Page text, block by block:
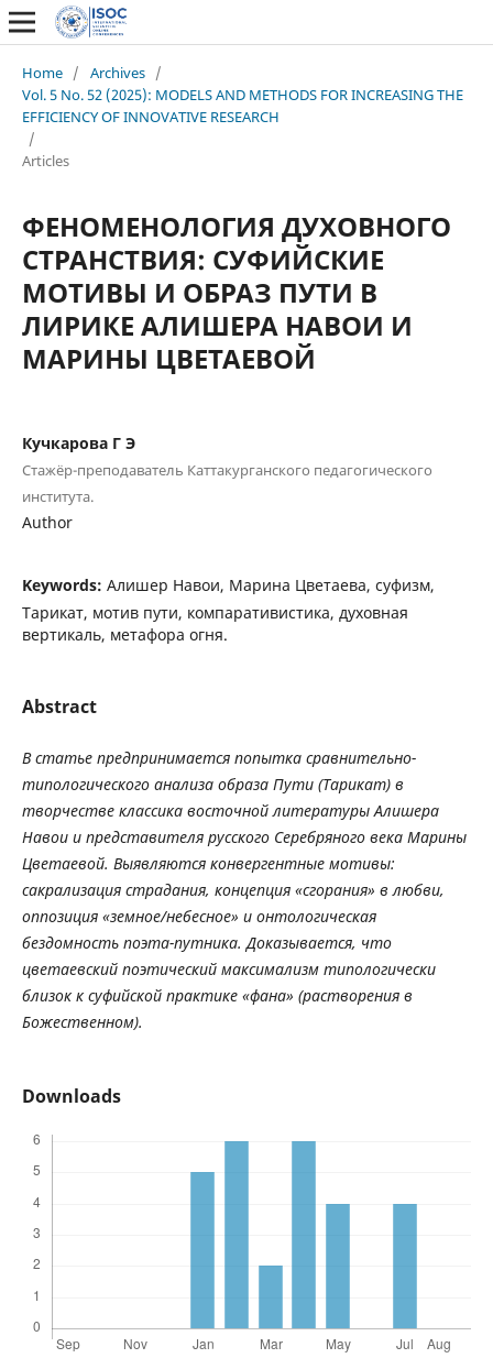
Home / Archives /
Vol. 5 No. 52 (2025): MODELS AND METHODS FOR INCREASING THE
EFFICIENCY OF INNOVATIVE RESEARCH
/
Articles
ФЕНОМЕНОЛОГИЯ ДУХОВНОГО
СТРАНСТВИЯ: СУФИЙСКИЕ
МОТИВЫ И ОБРАЗ ПУТИ В
ЛИРИКЕ АЛИШЕРА НАВОИ И
МАРИНЫ ЦВЕТАЕВОЙ
Кучкарова Г Э
Стажёр-преподаватель Каттакурганского педагогического
института.
Author
Keywords: Алишер Навои, Марина Цветаева, суфизм,
Тарикат, мотив пути, компаративистика, духовная
вертикаль, метафора огня.
Abstract
В статье предпринимается попытка сравнительно-
типологического анализа образа Пути(Тарикат) в
творчестве классика восточной литературы Алишера
Навои и представителя русского Серебряного века Марины
Цветаевой. Выявляются конвергентные мотивы:
сакрализация страдания, концепция «сгорания» в любви,
оппозиция «земное/небесное» и онтологическая
бездомность поэта-путника.Доказывается, что
цветаевский поэтический максимализм типологически
близок к суфийской практике «фана» (растворения в
Божественном).
Downloads